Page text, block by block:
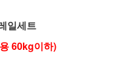
일세트
60kg이하)